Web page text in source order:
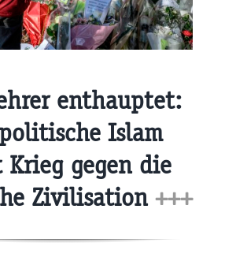
enthauptet:
Islam
gegen die
Zivilisation +++